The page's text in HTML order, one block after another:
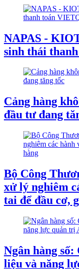
NAPAS -
sinh thái
Cảng hàng
đầu tư đang
Bộ Công
xử lý nghiêm
tai để đầu cơ,
Ngân hàng
liệu và năng